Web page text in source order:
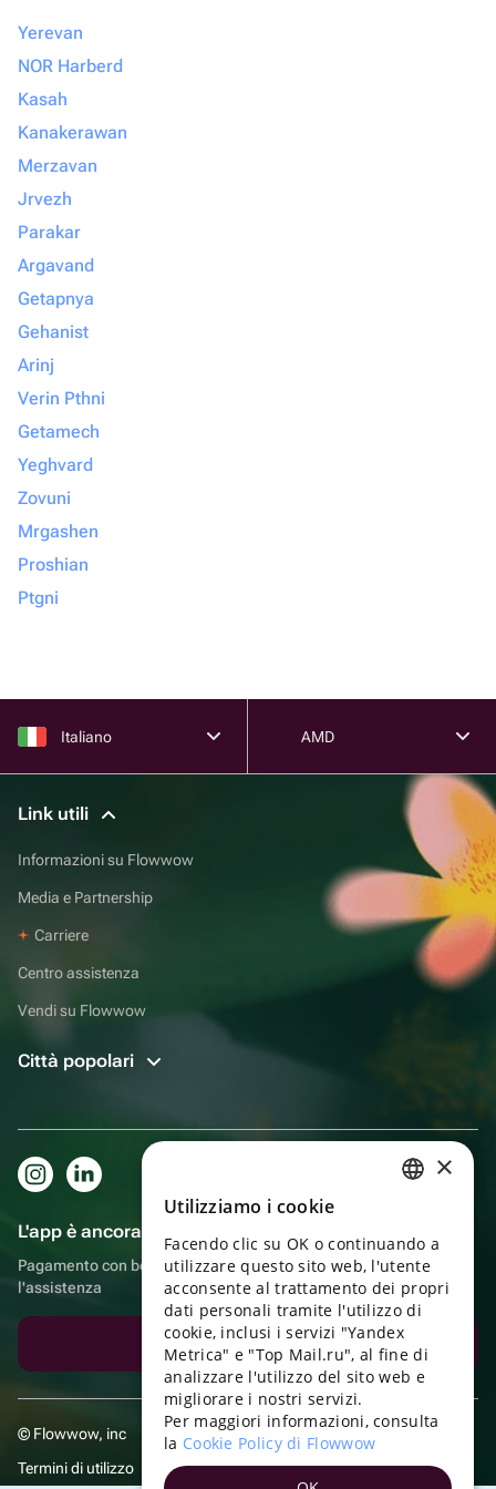
именно сюда. Вы точно не пожалеете!
Yerevan
NOR Harberd
Kasah
Kanakerawan
Merzavan
Jrvezh
Parakar
Argavand
Getapnya
Gehanist
Arinj
Verin Pthni
Getamech
Yeghvard
Zovuni
Mrgashen
Proshian
Ptgni
Italiano AMD
Link utili
Informazioni su Flowwow
Media e Partnership
Carriere
Centro assistenza
Vendi su Flowwow
Città popolari
L'app è ancora più comoda!
Pagamento con bonus, autoconsegna, comoda chat con
l'assistenza
Scarica l'app
© Flowwow, inc
Termini di utilizzo
ENGLISH
UKRAINIAN
PORTUGUESE
SPANISH
×
Utilizziamo i cookie
Facendo clic su OK o continuando a
utilizzare questo sito web, l'utente
acconsente al trattamento dei propri
dati personali tramite l'utilizzo di
cookie, inclusi i servizi "Yandex
Metrica" e "Top Mail.ru", al fine di
analizzare l'utilizzo del sito web e
migliorare i nostri servizi.
Per maggiori informazioni, consulta
la Cookie Policy di Flowwow